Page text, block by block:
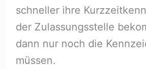
schneller ihre
der Zulassungsstelle
dann nur noch die
müssen.